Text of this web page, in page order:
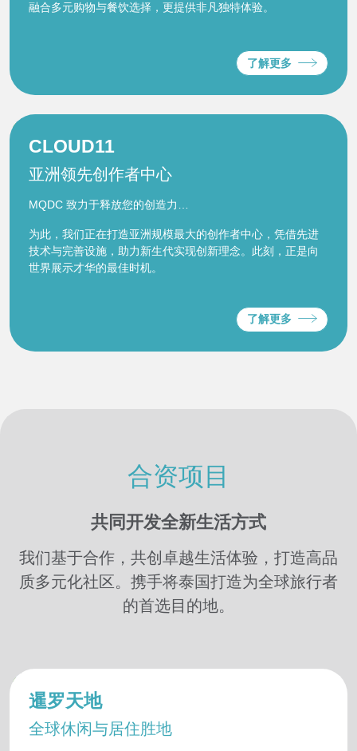
融合多元购物与餐饮选择，更提供非凡独特体验。
了解更多
CLOUD11
亚洲领先创作者中心
MQDC 致力于释放您的创造力…
为此，我们正在打造亚洲规模最大的创作者中心，凭借先进
技术与完善设施，助力新生代实现创新理念。此刻，正是向
世界展示才华的最佳时机。
了解更多
合资项目
共同开发全新生活方式
我们基于合作，共创卓越生活体验，打造高品
质多元化社区。携手将泰国打造为全球旅行者
的首选目的地。
暹罗天地
全球休闲与居住胜地